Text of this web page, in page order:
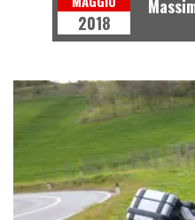
2018